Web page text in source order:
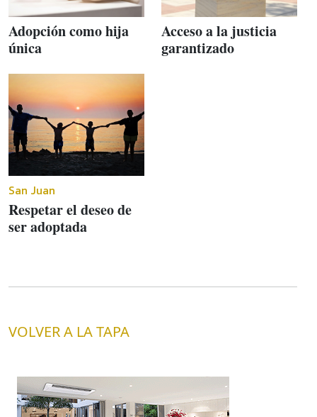
Adopción como hija
única
Acceso a la justicia
garantizado
San Juan
Respetar el deseo de
ser adoptada
VOLVER A LA TAPA